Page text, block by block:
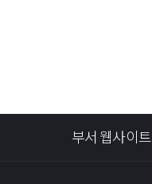
부서 웹사이트